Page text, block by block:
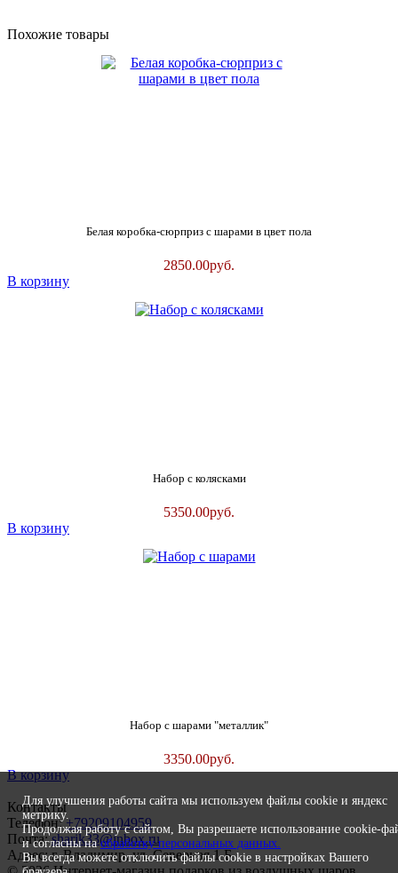
Похожие товары
Белая коробка-сюрприз с шарами в цвет пола
2850.00руб.
В корзину
Набор с колясками
5350.00руб.
В корзину
Набор с шарами "металлик"
3350.00руб.
В корзину
Контакты
Телефон:+79209104959
Почта:sharik33@inbox.ru
Адрес: г. Владимир, ул. Северная 1 Б
Для улучшения работы сайта мы используем файлы cookie и яндекс
метрику.
Продолжая работу с сайтом, Вы разрешаете использование cookie-
и согласны наобработку персональных данных.
Вы всегда можете отключить файлы cookie в настройках Вашего